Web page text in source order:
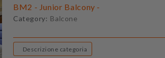
BM2 - Junior Balcony -
Category: Balcone
Descrizione categoria